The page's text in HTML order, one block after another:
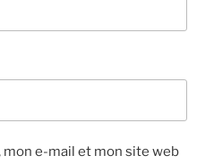
e-mail et mon site web